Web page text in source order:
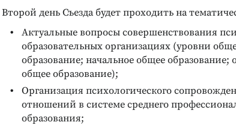
Второй день Съезда будет проходить на
Актуальные вопросы совершенствования
образовательных организациях (уровни
образование; начальное общее образование;
общее образование);
Организация психологического
отношений в системе среднего
образования;